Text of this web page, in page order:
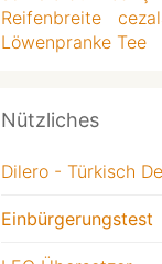
Reifenbreite
Löwenpranke Tee
Nützliches
Dilero - Türkisch
Einbürgerungstest